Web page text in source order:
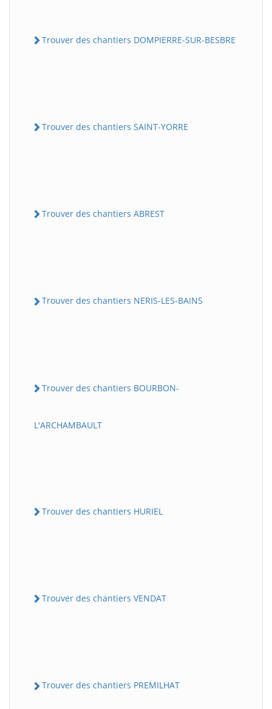
Trouver des chantiers DOMPIERRE-SUR-BESBRE
Trouver des chantiers SAINT-YORRE
Trouver des chantiers ABREST
Trouver des chantiers NERIS-LES-BAINS
Trouver des chantiers BOURBON-
L'ARCHAMBAULT
Trouver des chantiers HURIEL
Trouver des chantiers VENDAT
Trouver des chantiers PREMILHAT